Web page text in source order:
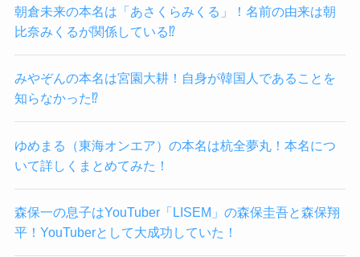
朝倉未来の本名は「あさくらみくる」！名前の由来は朝
比奈みくるが関係している⁉
みやぞんの本名は宮園大耕！自身が韓国人であることを
知らなかった⁉
ゆめまる（東海オンエア）の本名は杭全夢丸！本名につ
いて詳しくまとめてみた！
森保一の息子はYouTuber「LISEM」の森保圭吾と森保翔
平！YouTuberとして大成功していた！